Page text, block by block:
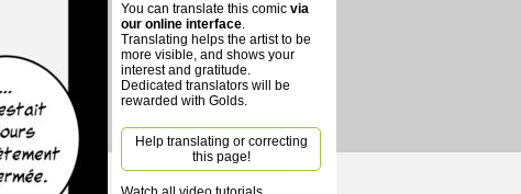
You can translate this comic via
our online interface.
Translating helps the artist to be
more visible, and shows your
interest and gratitude.
Dedicated translators will be
rewarded with Golds.
Help translating or correcting
this page!